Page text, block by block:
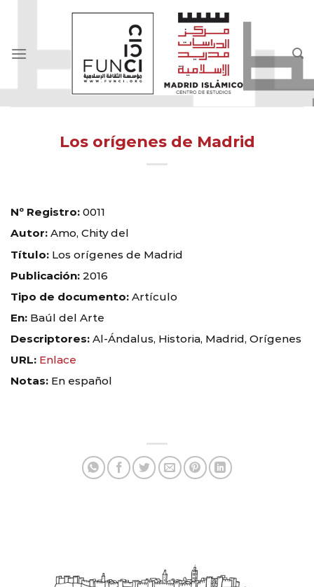
Los orígenes de Madrid
Nº Registro: 0011
Autor: Amo, Chity del
Título: Los orígenes de Madrid
Publicación: 2016
Tipo de documento: Artículo
En: Baúl del Arte
Descriptores: Al-Ándalus, Historia, Madrid, Orígenes
URL: Enlace
Notas: En español